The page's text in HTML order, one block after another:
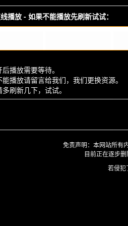
播放 - 如果不能播放先刷新试试：
播放需要等待。
播放请留言给我们，我们更换资源。
刷新几下，试试。
免责声明：本网站所有
目前正在逐步
若侵犯